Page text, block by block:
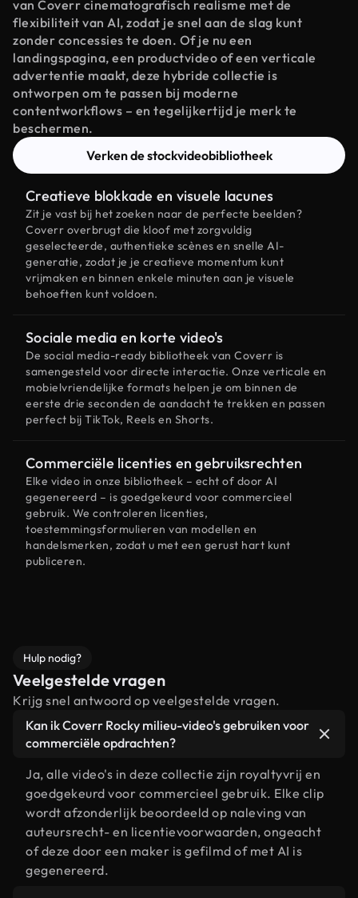
van Coverr cinematografisch realisme met de
flexibiliteit van AI, zodat je snel aan de slag kunt
zonder concessies te doen. Of je nu een
landingspagina, een productvideo of een verticale
advertentie maakt, deze hybride collectie is
ontworpen om te passen bij moderne
contentworkflows – en tegelijkertijd je merk te
beschermen.
Verken de stockvideobibliotheek
Creatieve blokkade en visuele lacunes
Zit je vast bij het zoeken naar de perfecte beelden?
Coverr overbrugt die kloof met zorgvuldig
geselecteerde, authentieke scènes en snelle AI-
generatie, zodat je je creatieve momentum kunt
vrijmaken en binnen enkele minuten aan je visuele
behoeften kunt voldoen.
Sociale media en korte video's
De social media-ready bibliotheek van Coverr is
samengesteld voor directe interactie. Onze verticale en
mobielvriendelijke formats helpen je om binnen de
eerste drie seconden de aandacht te trekken en passen
perfect bij TikTok, Reels en Shorts.
Commerciële licenties en gebruiksrechten
Elke video in onze bibliotheek – echt of door AI
gegenereerd – is goedgekeurd voor commercieel
gebruik. We controleren licenties,
toestemmingsformulieren van modellen en
handelsmerken, zodat u met een gerust hart kunt
publiceren.
Hulp nodig?
Veelgestelde vragen
Krijg snel antwoord op veelgestelde vragen.
Kan ik Coverr Rocky milieu-video's gebruiken voor
commerciële opdrachten?
Ja, alle video's in deze collectie zijn royaltyvrij en
goedgekeurd voor commercieel gebruik. Elke clip
wordt afzonderlijk beoordeeld op naleving van
auteursrecht- en licentievoorwaarden, ongeacht
of deze door een maker is gefilmd of met AI is
gegenereerd.